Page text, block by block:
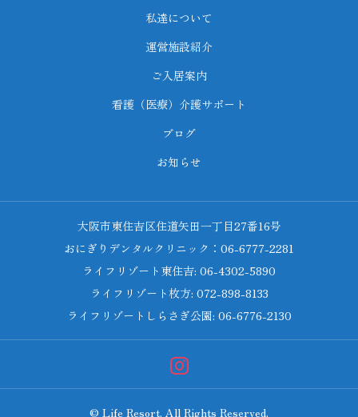
私達について
運営施設紹介
ご入居案内
看護（医療）介護サポート
ブログ
お知らせ
大阪市東住吉区住道矢田一丁目27番16号
おにぎりデンタルクリニック：06-6777-2281
ライフリゾート東住吉: 06-4302-5890
ライフリゾート枚方: 072-898-8133
ライフリゾートしらさぎ公園: 06-6776-2130
© Life Resort. All Rights Reserved.